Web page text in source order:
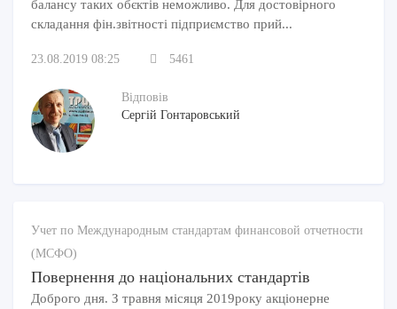
балансу таких обєктів неможливо. Для достовірного
складання фін.звітності підприємство прий...
23.08.2019 08:25 5461
Відповів
Сергій Гонтаровський
Учет по Международным стандартам финансовой отчетности
(МСФО)
Повернення до національних стандартів
Доброго дня. З травня місяця 2019року акціонерне